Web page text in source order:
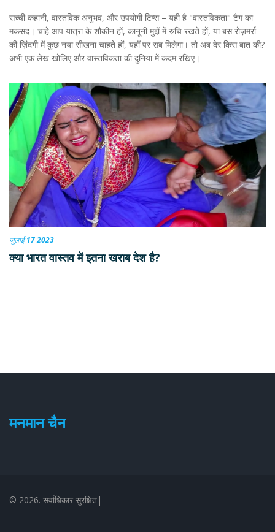
सच्ची कहानी, वास्तविक अनुभव, और उपयोगी टिप्स – यही है "वास्तविकता" टैग का
मकसद। चाहे आप यात्रा के शौकीन हों, कानूनी मुद्दों में रुचि रखते हों, या बस रोज़मर्रा
की ज़िंदगी में कुछ नया सीखना चाहते हों, यहाँ पर सब मिलेगा। तो अब देर किस बात की?
अभी एक लेख खोलिए और वास्तविकता की दुनिया में कदम रखिए।
जुलाई 17 2023
क्या भारत वास्तव में इतना खराब देश है?
मनमान चैन
© 2026. सर्वाधिकार सुरक्षित|